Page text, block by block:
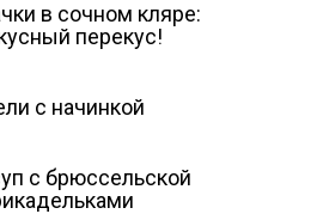
в сочном кляре:
перекус!
с начинкой
с брюссельской